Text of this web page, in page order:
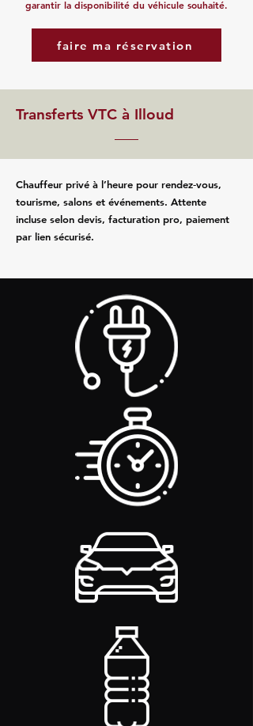
garantir la disponibilité du véhicule souhaité.
faire ma réservation
Transferts VTC à Illoud
Chauffeur privé à l’heure pour rendez‑vous,
tourisme, salons et événements. Attente
incluse selon devis, facturation pro, paiement
par lien sécurisé.